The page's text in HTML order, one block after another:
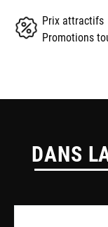
Prix attractifs
Promotions
DANS